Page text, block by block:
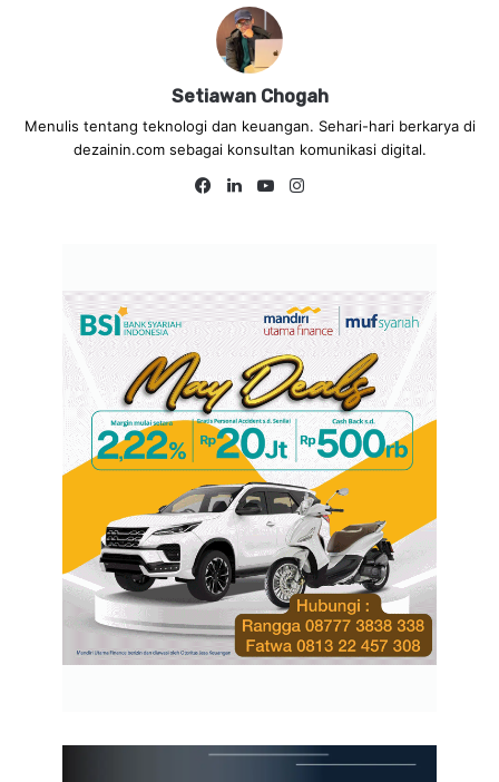
Setiawan Chogah
Menulis tentang teknologi dan keuangan. Sehari-hari berkarya di
dezainin.com sebagai konsultan komunikasi digital.
Fa
Lin
Yo